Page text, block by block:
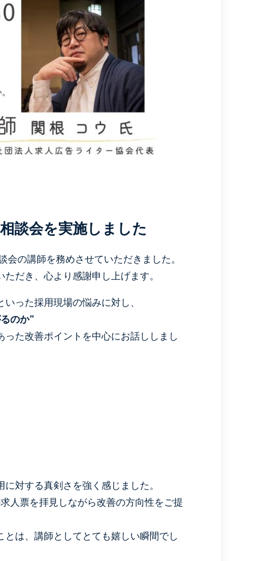
談会を実施しました
の講師を務めさせていただきました。
だき、心より感謝申し上げます。
った採用現場の悩みに対し、
のか”
た改善ポイントを中心にお話ししまし
対する真剣さを強く感じました。
人票を拝見しながら改善の方向性をご提
は、講師としてとても嬉しい瞬間でし